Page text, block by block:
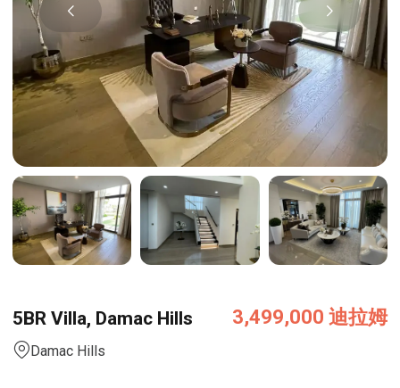
5BR Villa, Damac Hills
Damac Hills
3,499,000 迪拉姆